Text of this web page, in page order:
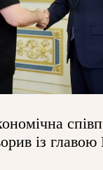
із